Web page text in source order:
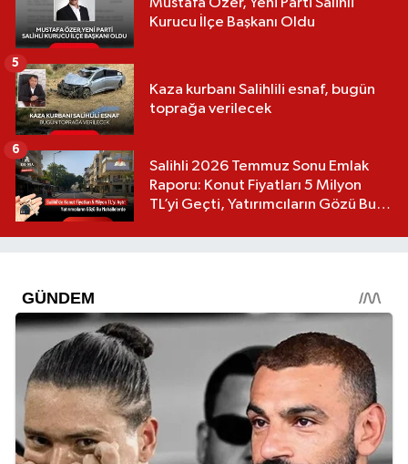
Kurucu İlçe Başkanı Oldu
Kaza kurbanı Salihlili esnaf, bugün
toprağa verilecek
5
Salihli 2026 Temmuz Sonu Emlak
Raporu: Konut Fiyatları 5 Milyon
TL’yi Geçti, Yatırımcıların Gözü Bu
6